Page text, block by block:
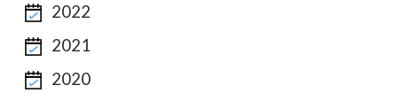
2022
2021
2020